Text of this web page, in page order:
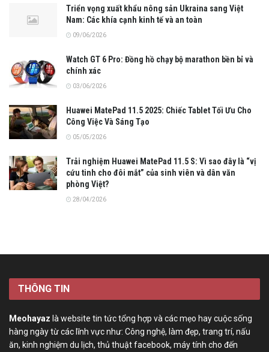
Triển vọng xuất khẩu nông sản Ukraina sang Việt
Nam: Các khía cạnh kinh tế và an toàn
09/06/2026
Watch GT 6 Pro: Đồng hồ chạy bộ marathon bền bỉ và
chính xác
03/06/2026
Huawei MatePad 11.5 2025: Chiếc Tablet Tối Ưu Cho
Công Việc Và Sáng Tạo
05/05/2026
Trải nghiệm Huawei MatePad 11.5 S: Vì sao đây là “vị
cứu tinh cho đôi mắt” của sinh viên và dân văn
phòng Việt?
28/04/2026
THÔNG TIN
Meohayaz là website tin tức tổng hợp và các mẹo hay cuộc sống
hàng ngày từ các lĩnh vực như: Công nghệ, làm đẹp, trang trí, nấu
ăn, kinh nghiệm du lịch, thủ thuật facebook, máy tính cho đến